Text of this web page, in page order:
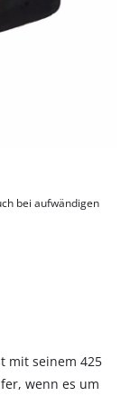
bei aufwändigen
mit seinem 425
wenn es um